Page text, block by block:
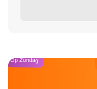
Op Zondag